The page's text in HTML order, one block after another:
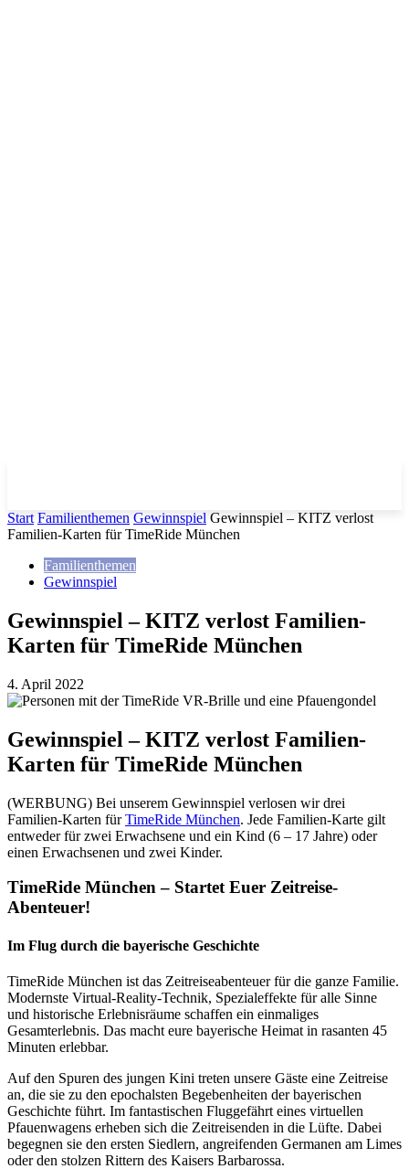
Start Familienthemen Gewinnspiel Gewinnspiel – KITZ verlost
Familien-Karten für TimeRide München
Familienthemen
Gewinnspiel
Gewinnspiel – KITZ verlost Familien-
Karten für TimeRide München
4. April 2022
Gewinnspiel – KITZ verlost Familien-
Karten für TimeRide München
(WERBUNG) Bei unserem Gewinnspiel verlosen wir drei
Familien-Karten fürTimeRide München. Jede Familien-Karte gilt
entweder für zwei Erwachsene und ein Kind (6 – 17 Jahre) oder
einen Erwachsenen und zwei Kinder.
TimeRide München – Startet Euer Zeitreise-
Abenteuer!
Im Flug durch die bayerische Geschichte
TimeRide München ist das Zeitreiseabenteuer für die ganze Familie.
Modernste Virtual-Reality-Technik, Spezialeffekte für alle Sinne
und historische Erlebnisräume schaffen ein einmaliges
Gesamterlebnis. Das macht eure bayerische Heimat in rasanten 45
Minuten erlebbar.
Auf den Spuren des jungen Kini treten unsere Gäste eine Zeitreise
an, die sie zu den epochalsten Begebenheiten der bayerischen
Geschichte führt. Im fantastischen Fluggefährt eines virtuellen
Pfauenwagens erheben sich die Zeitreisenden in die Lüfte. Dabei
begegnen sie den ersten Siedlern, angreifenden Germanen am Limes
oder den stolzen Rittern des Kaisers Barbarossa.